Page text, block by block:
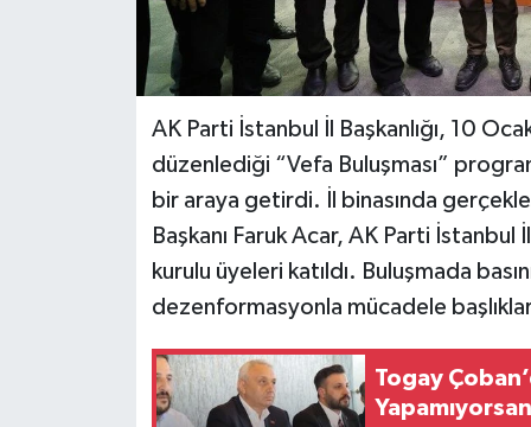
AK Parti İstanbul İl Başkanlığı, 10
düzenlediği “Vefa Buluşması”
bir araya getirdi. İl binasında
Başkanı Faruk Acar, AK Parti
kurulu üyeleri katıldı. Buluşmada
dezenformasyonla mücadele
Togay